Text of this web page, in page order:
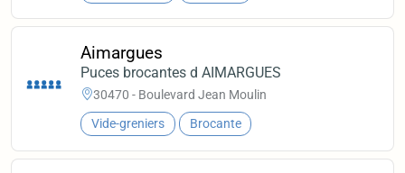
Aimargues
Puces brocantes d AIMARGUES
30470 - Boulevard Jean Moulin
Vide-greniers Brocante